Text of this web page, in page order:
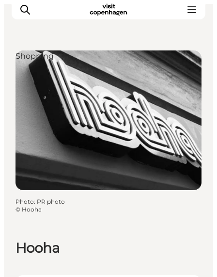
Aktiviteter
Mat och dryck
Planera din resa
Hooha
Shopping
Photo: PR photo
© Hooha